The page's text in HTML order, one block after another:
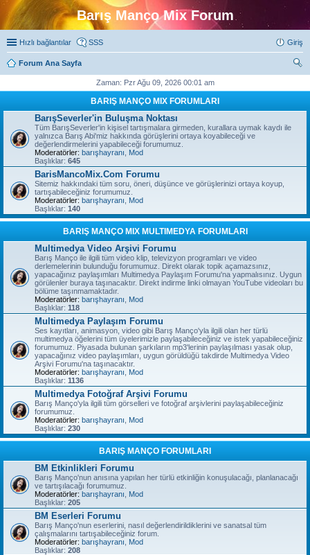
Barış Manço Mix Forum
Hızlı bağlantılar SSS Giriş
Forum Ana Sayfa
Zaman: Pzr Ağu 09, 2026 00:01 am
BARIŞ MANÇO MIX FORUMLARI
BarışSeverler'in Buluşma Noktası
Tüm BarışSeverler'in kişisel tartışmalara girmeden, kurallara uymak kaydı ile
yalnızca Barış Abi'miz hakkında görüşlerini ortaya koyabileceği ve
değerlendirmelerini yapabileceği forumumuz.
Moderatörler: barışhayranı
Mod
Başlıklar: 645
BarisMancoMix.Com Forumu
Sitemiz hakkındaki tüm soru, öneri, düşünce ve görüşlerinizi ortaya koyup,
tartışabileceğiniz forumumuz.
Moderatörler: barışhayranı
Mod
Başlıklar: 140
BARIŞ MANÇO MIX MULTIMEDYA FORUMLARI
Multimedya Video Arşivi Forumu
Barış Manço ile ilgili tüm video klip, televizyon programları ve video
derlemelerinin bulunduğu forumumuz. Direkt olarak topik açamazsınız,
yapacağınız paylaşımları Multimedya Paylaşım Forumu'na yapmalısınız. Uygun
görülenler buraya taşınacaktır. Direkt indirme linki olmayan YouTube videoları bu
bölüme taşınmamaktadır.
Moderatörler: barışhayranı
Mod
Başlıklar: 118
Multimedya Paylaşım Forumu
Ses kayıtları, animasyon, video gibi Barış Manço'yla ilgili olan her türlü
multimedya öğelerini tüm üyelerimizle paylaşabileceğiniz ve istek yapabileceğiniz
forumumuz. Piyasada bulunan şarkıların mp3'lerinin paylaşılması yasak olup,
yapacağınız video paylaşımları, uygun görüldüğü takdirde Multimedya Video
Arşivi Forumu'na taşınacaktır.
Moderatörler: barışhayranı
Mod
Başlıklar: 1136
Multimedya Fotoğraf Arşivi Forumu
Barış Manço'yla ilgili tüm görselleri ve fotoğraf arşivlerini paylaşabileceğiniz
forumumuz.
Moderatörler: barışhayranı
Mod
Başlıklar: 230
BARIŞ MANÇO FORUMLARI
BM Etkinlikleri Forumu
Barış Manço'nun anısına yapılan her türlü etkinliğin konuşulacağı, planlanacağı
ve tartışılacağı forumumuz.
Moderatörler: barışhayranı
Mod
Başlıklar: 205
BM Eserleri Forumu
Barış Manço'nun eserlerini, nasıl değerlendirildiklerini ve sanatsal tüm
çalışmalarını tartışabileceğiniz forum.
Moderatörler: barışhayranı
Mod
Başlıklar: 208